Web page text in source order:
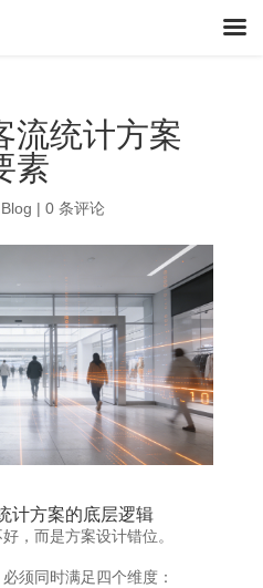
流统计方案
素
Blog | 0 条评论
计方案的底层逻辑
，而是方案设计错位。
须同时满足四个维度：